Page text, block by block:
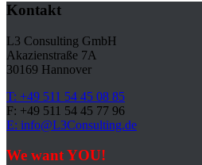
Kontakt
L3 Consulting GmbH
Akazienstraße 7A
30169 Hannover
T: +49 511 54 45 08 85
F: +49 511 54 45 77 96
E: info@L3Consulting.de
We want YOU!